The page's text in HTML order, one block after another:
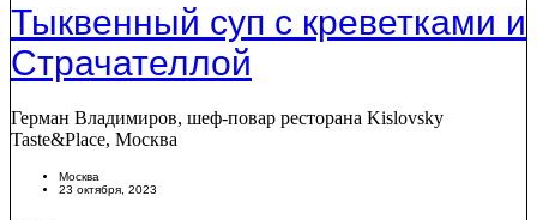
Тыквенный суп с креветками и
Страчателлой
Герман Владимиров, шеф-повар ресторана Kislovsky
Taste&Place, Москва
Москва
23 октября, 2023